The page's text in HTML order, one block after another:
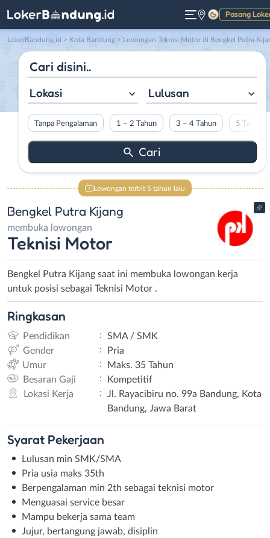
Pasang
Gelap
LokerBandung.id > Kota Bandung > Lowongan Teknisi Motor di Bengkel Putra
Lokasi Lulusan
Tanpa Pengalaman 1 – 2 Tahun 3 – 4 Tahun 5 Tahun
Lowongan terbit 5 tahun lalu
Bengkel Putra Kijang
membuka lowongan
Teknisi Motor
Bengkel Putra Kijang saat ini membuka lowongan kerja
untuk posisi sebagai Teknisi Motor .
Ringkasan
Pendidikan :
SMA / SMK
Gender
:
Pria
Umur
:
Maks. 35 Tahun
Besaran Gaji
:
Kompetitif
Lokasi Kerja
:
Jl. Rayacibiru no. 99a⁣ Bandung⁣, Kota
Bandung, Jawa Barat
Syarat Pekerjaan
Lulusan min SMK/SMA⁣
Pria usia maks 35th⁣
Berpengalaman min 2th⁣ sebagai teknisi motor
Menguasai service besar⁣
Mampu bekerja sama team⁣
Jujur, bertangung jawab, disiplin⁣